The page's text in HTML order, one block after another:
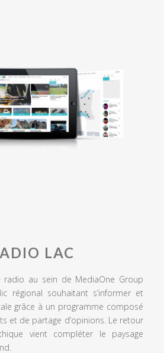
LAC
radio au sein de MediaOne Group
régional souhaitant s’informer et
grâce à un programme composé
et de partage d’opinions. Le retour
vient compléter le paysage